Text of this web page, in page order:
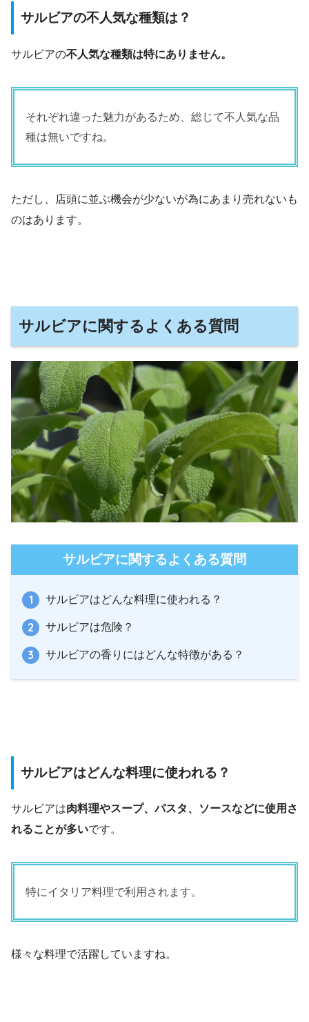
サルビアの不人気な種類は？
サルビアの不人気な種類は特にありません。
それぞれ違った魅力があるため、総じて不人気な品
種は無いですね。
ただし、店頭に並ぶ機会が少ないが為にあまり売れないも
のはあります。
サルビアに関するよくある質問
サルビアに関するよくある質問
サルビアはどんな料理に使われる？
サルビアは危険？
サルビアの香りにはどんな特徴がある？
サルビアはどんな料理に使われる？
サルビアは肉料理やスープ、パスタ、ソースなどに使用さ
れることが多いです。
特にイタリア料理で利用されます。
様々な料理で活躍していますね。